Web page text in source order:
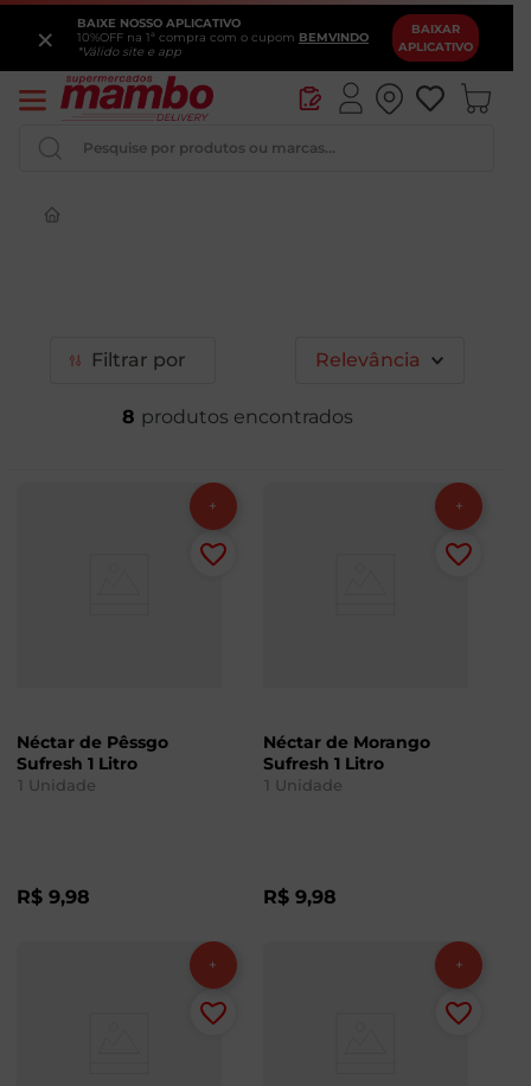
BAIXE NOSSO APLICATIVO
10%OFF na 1ª compra com o cupom BEMVINDO
*Válido site e app
BAIXAR
APLICATIVO
×
Pesquise por produtos ou marcas...
Filtrar Relevância
8
Néctar de Pêssgo
Sufresh 1 Litro
1 Unidade
R$ 9,98
Néctar de Morango
Sufresh 1 Litro
1 Unidade
R$ 9,98